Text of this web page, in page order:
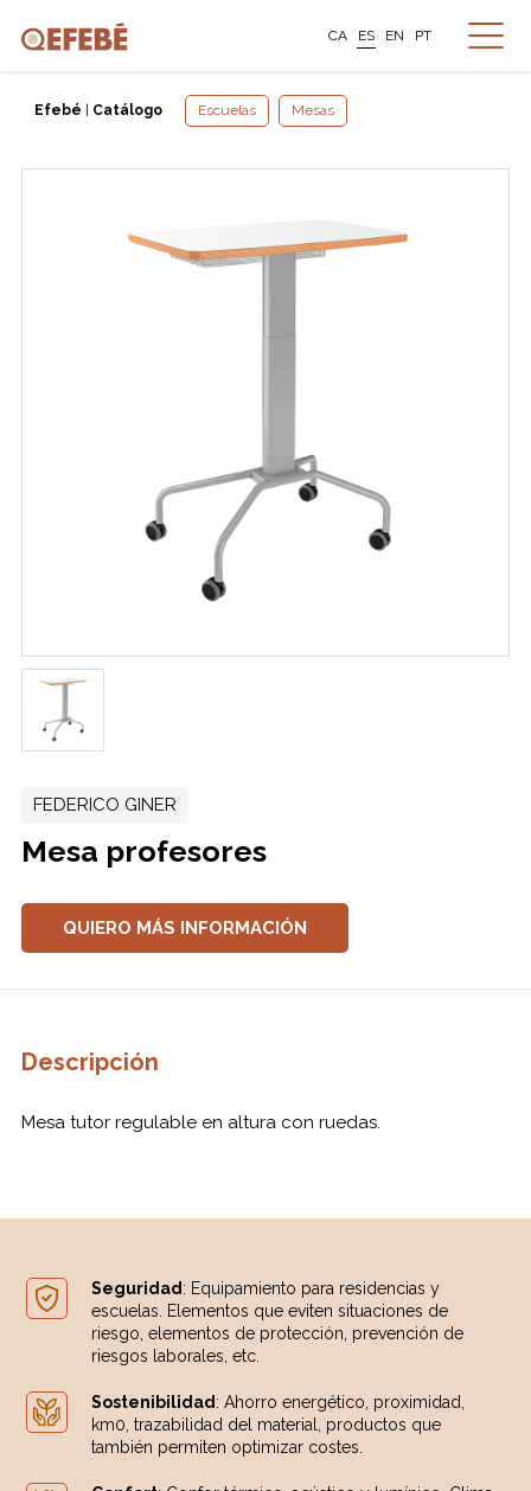
CA ES EN PT
Efebé Catálogo Escuelas Mesas
FEDERICO GINER
Mesa profesores
QUIERO MÁS INFORMACIÓN
Descripción
Mesa tutor regulable en altura con ruedas.
Seguridad : Equipamiento para residencias y
escuelas. Elementos que eviten situaciones de
riesgo, elementos de protección, prevención de
riesgos laborales, etc.
Sostenibilidad : Ahorro energético, proximidad,
km0, trazabilidad del material, productos que
también permiten optimizar costes.